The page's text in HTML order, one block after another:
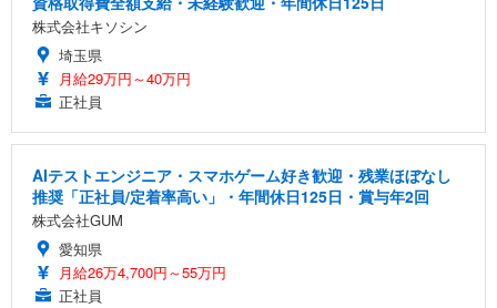
株式会社キソシン
埼玉県
月給29万円～40万円
正社員
AIテストエンジニア・スマホゲーム好き歓迎・残業ほぼなし
推奨「正社員/定着率高い」・年間休日125日・賞与年2回
株式会社GUM
愛知県
月給26万4,700円～55万円
正社員